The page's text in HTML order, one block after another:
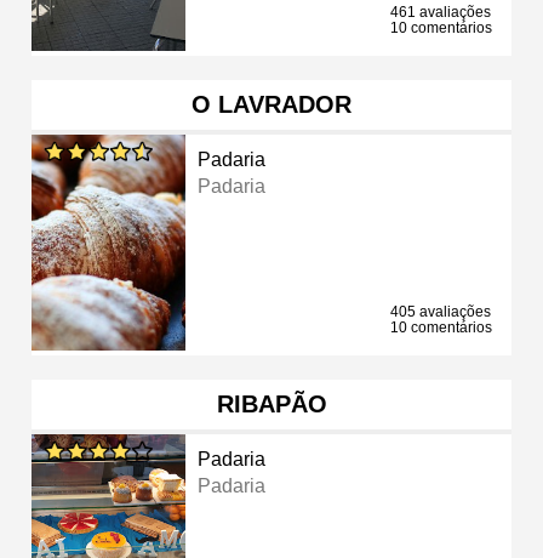
461 avaliações
10 comentários
O LAVRADOR
Padaria
Padaria
405 avaliações
10 comentários
RIBAPÃO
Padaria
Padaria